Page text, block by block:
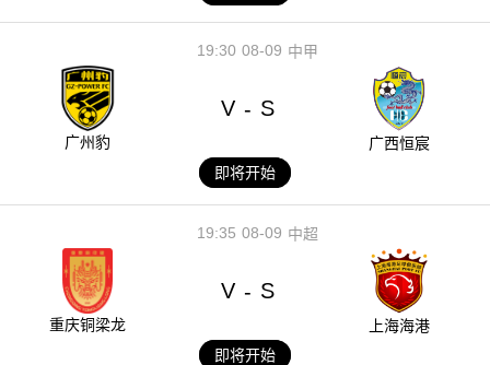
08-09
19:30 中甲
广州豹
V - S
广西恒宸
即将开始
08-09
19:35 中超
重庆铜梁龙
V - S
上海海港
即将开始